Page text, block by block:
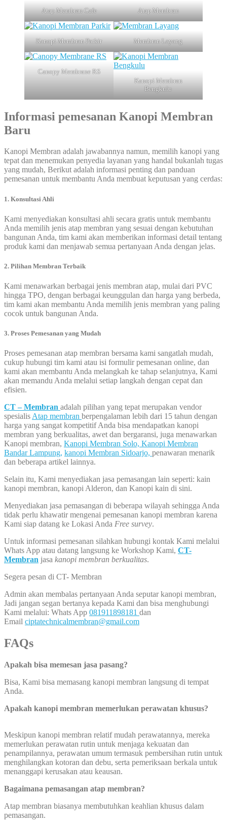
Atap Membran Cafe Atap Membran
Kanopi Membran Parkir Membran Layang
Canopy Membrane RS
Kanopi Membran
Bengkulu
Informasi pemesanan Kanopi Membran
Baru
Kanopi Membran adalah jawabannya namun, memilih kanopi yang
tepat dan menemukan penyedia layanan yang handal bukanlah tugas
yang mudah, Berikut adalah informasi penting dan panduan
pemesanan untuk membantu Anda membuat keputusan yang cerdas:
1. Konsultasi Ahli
Kami menyediakan konsultasi ahli secara gratis untuk membantu
Anda memilih jenis atap membran yang sesuai dengan kebutuhan
bangunan Anda, tim kami akan memberikan informasi detail tentang
produk kami dan menjawab semua pertanyaan Anda dengan jelas.
2. Pilihan Membran Terbaik
Kami menawarkan berbagai jenis membran atap, mulai dari PVC
hingga TPO, dengan berbagai keunggulan dan harga yang berbeda,
tim kami akan membantu Anda memilih jenis membran yang paling
cocok untuk bangunan Anda.
3. Proses Pemesanan yang Mudah
Proses pemesanan atap membran bersama kami sangatlah mudah,
cukup hubungi tim kami atau isi formulir pemesanan online, dan
kami akan membantu Anda melangkah ke tahap selanjutnya, Kami
akan memandu Anda melalui setiap langkah dengan cepat dan
efisien.
CT – Membran adalah pilihan yang tepat merupakan vendor
spesialisAtap membran berpengalaman lebih dari 15 tahun dengan
harga yang sangat kompetitif Anda bisa mendapatkan kanopi
membran yang berkualitas, awet dan bergaransi, juga menawarkan
Kanopi membran, Kanopi Membran Solo, Kanopi Membran
Bandar Lampung, kanopi Membran Sidoarjo, penawaran menarik
dan beberapa artikel lainnya.
Selain itu, Kami menyediakan jasa pemasangan lain seperti: kain
kanopi membran, kanopi Alderon, dan Kanopi kain di sini.
Menyediakan jasa pemasangan di beberapa wilayah sehingga Anda
tidak perlu khawatir mengenai pemesanan kanopi membran karena
Kami siap datang ke Lokasi Anda Free survey.
Untuk informasi pemesanan silahkan hubungi kontak Kami melalui
Whats App atau datang langsung ke Workshop Kami, CT-
Membran jasa kanopi membran berkualitas.
Segera pesan di CT- Membran
Admin akan membalas pertanyaan Anda seputar kanopi membran,
Jadi jangan segan bertanya kepada Kami dan bisa menghubungi
Kami melalui: Whats App 081911898181 dan
Email ciptatechnicalmembran@gmail.com
FAQs
Apakah bisa memesan jasa pasang?
Bisa, Kami bisa memasang kanopi membran langsung di tempat
Anda.
Apakah kanopi membran memerlukan perawatan khusus?
Meskipun kanopi membran relatif mudah perawatannya, mereka
memerlukan perawatan rutin untuk menjaga kekuatan dan
penampilannya, perawatan umum termasuk pembersihan rutin untuk
menghilangkan kotoran dan debu, serta pemeriksaan berkala untuk
menanggapi kerusakan atau keausan.
Bagaimana pemasangan atap membran?
Atap membran biasanya membutuhkan keahlian khusus dalam
pemasangan.